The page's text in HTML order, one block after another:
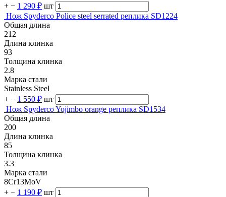
+ − 1 290 ₽ шт
Нож Spyderco Police steel serrated реплика SD1224
Общая длина
212
Длина клинка
93
Толщина клинка
2.8
Марка стали
Stainless Steel
+ − 1 550 ₽ шт
Нож Spyderco Yojimbo orange реплика SD1534
Общая длина
200
Длина клинка
85
Толщина клинка
3.3
Марка стали
8Cr13MoV
+ − 1 190 ₽ шт